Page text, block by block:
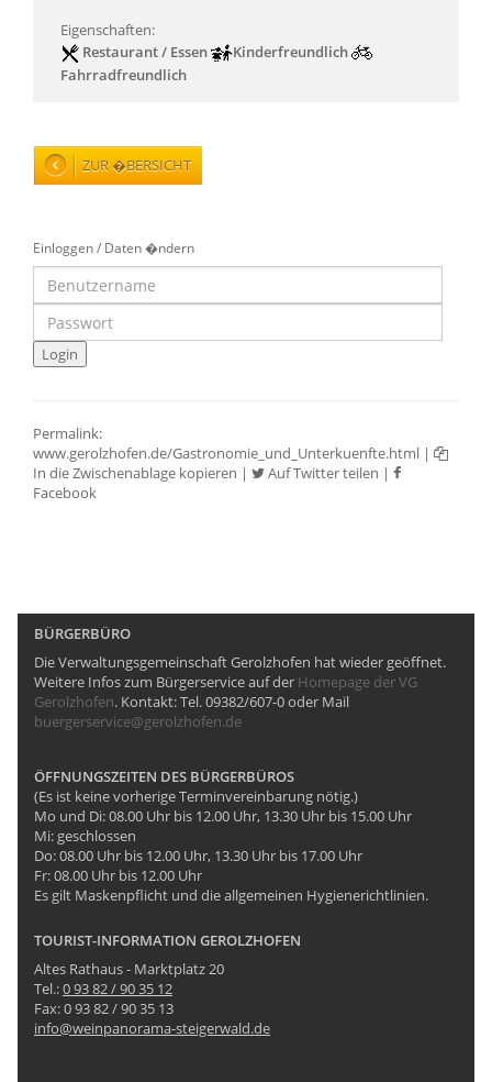
Eigenschaften:
Restaurant / Essen
Kinderfreundlich
Fahrradfreundlich
ZUR �BERSICHT
Einloggen / Daten �ndern
Permalink:
www.gerolzhofen.de/Gastronomie_und_Unterkuenfte.html |
In die Zwischenablage kopieren | Auf Twitter teilen |
Facebook
BÜRGERBÜRO
Die Verwaltungsgemeinschaft Gerolzhofen hat wieder geöffnet.
Weitere Infos zum Bürgerservice auf der Homepage der VG
Gerolzhofen. Kontakt: Tel. 09382/607-0 oder Mail
buergerservice@gerolzhofen.de
ÖFFNUNGSZEITEN DES BÜRGERBÜROS
(Es ist keine vorherige Terminvereinbarung nötig.)
Mo und Di: 08.00 Uhr bis 12.00 Uhr, 13.30 Uhr bis 15.00 Uhr
Mi: geschlossen
Do: 08.00 Uhr bis 12.00 Uhr, 13.30 Uhr bis 17.00 Uhr
Fr: 08.00 Uhr bis 12.00 Uhr
Es gilt Maskenpflicht und die allgemeinen Hygienerichtlinien.
TOURIST-INFORMATION GEROLZHOFEN
Altes Rathaus - Marktplatz 20
Tel.:0 93 82 / 90 35 12
Fax: 0 93 82 / 90 35 13
info@weinpanorama-steigerwald.de